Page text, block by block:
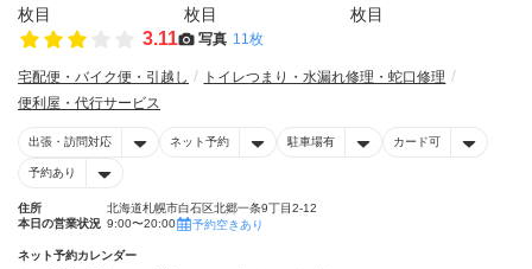
3.11 写真 11枚
宅配便・バイク便・引越し
トイレつまり・水漏れ修理・蛇口修理
便利屋・代行サービス
出張・訪問対応 ネット予約 駐車場有 カード可
予約あり
住所
北海道札幌市白石区北郷一条9丁目2-12
本日の営業状況 9:00〜20:00 予約空きあり
ネット予約カレンダー